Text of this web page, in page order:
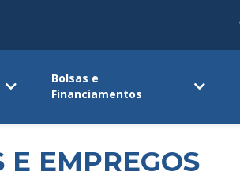
Bolsas e
Financiamentos
EMPREGOS